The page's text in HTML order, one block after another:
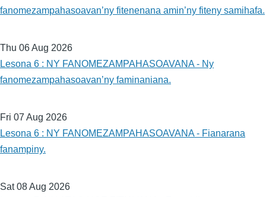
fanomezampahasoavan’ny fitenenana amin’ny fiteny samihafa.
Thu 06 Aug 2026
Lesona 6 : NY FANOMEZAMPAHASOAVANA - Ny
fanomezampahasoavan’ny faminaniana.
Fri 07 Aug 2026
Lesona 6 : NY FANOMEZAMPAHASOAVANA - Fianarana
fanampiny.
Sat 08 Aug 2026